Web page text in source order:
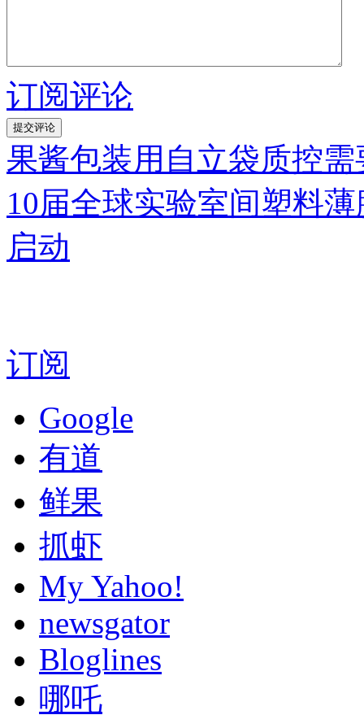
订阅评论
果酱包装用自立袋质控
10届全球实验室间塑料
启动
订阅
Google
有道
鲜果
抓虾
My Yahoo!
newsgator
Bloglines
哪吒